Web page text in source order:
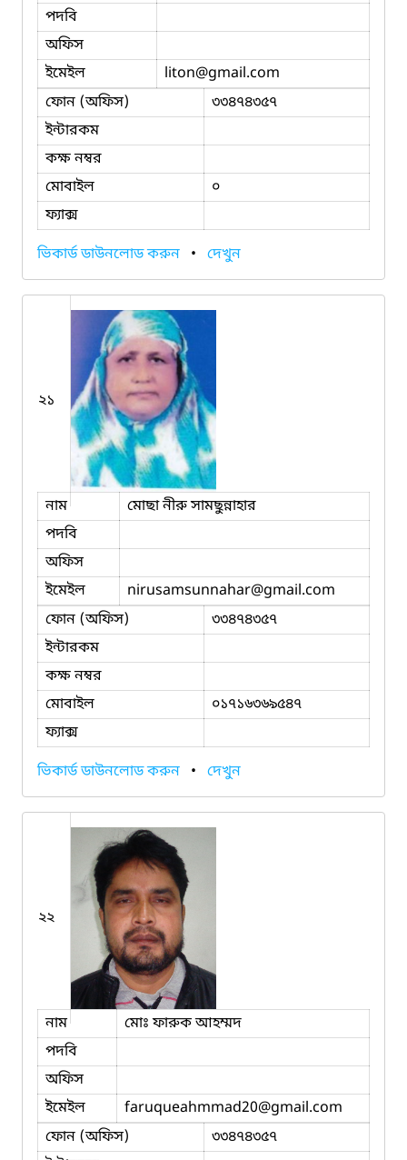
পদবি
অফিস
ইমেইল
liton@gmail.com
ফোন (অফিস)
৩৩৪৭৪৩৫৭
ইন্টারকম
কক্ষ নম্বর
মোবাইল
০
ফ্যাক্স
ভিকার্ড ডাউনলোড করুন • দেখুন
২১
নাম
মোছা নীরু সামছুন্নাহার
পদবি
অফিস
ইমেইল
nirusamsunnahar@gmail.com
ফোন (অফিস)
৩৩৪৭৪৩৫৭
ইন্টারকম
কক্ষ নম্বর
মোবাইল
০১৭১৬৩৬৯৫৪৭
ফ্যাক্স
ভিকার্ড ডাউনলোড করুন • দেখুন
২২
নাম
মোঃ ফারুক আহম্মদ
পদবি
অফিস
ইমেইল
faruqueahmmad20@gmail.com
ফোন (অফিস)
৩৩৪৭৪৩৫৭